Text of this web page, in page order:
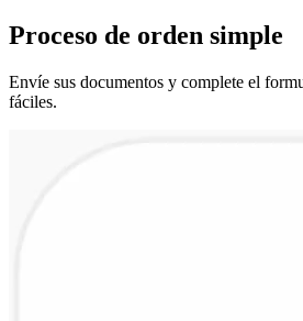
Proceso de orden simple
Envíe sus documentos y complete el
fáciles.